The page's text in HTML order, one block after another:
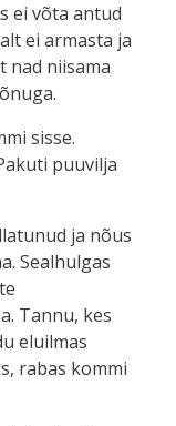
ei võta antud
ei armasta ja
nad niisama
sisse.
puuvilja
ja nõus
Sealhulgas
Tannu, kes
eluilmas
rabas kommi